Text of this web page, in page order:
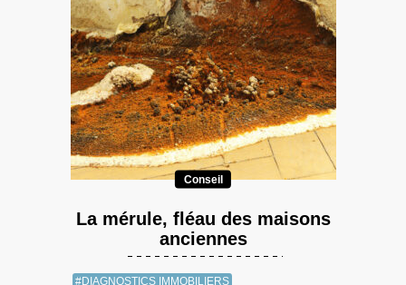
Conseil
La mérule, fléau des maisons
anciennes
#DIAGNOSTICS IMMOBILIERS